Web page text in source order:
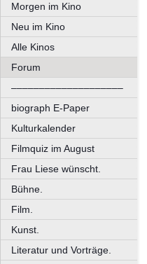
Morgen im Kino
Neu im Kino
Alle Kinos
Forum
––––––––––––––––––––
biograph E-Paper
Kulturkalender
Filmquiz im August
Frau Liese wünscht.
Bühne.
Film.
Kunst.
Literatur und Vorträge.